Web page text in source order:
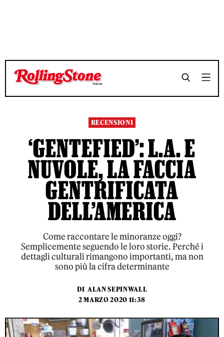
TEMPO DI LETTURA 6 MINUTI SHARE
TEMPO DI LETTURA 6 MINUTI SHARE
RECENSIONI
‘GENTEFIED’: L.A. E
NUVOLE, LA FACCIA
GENTRIFICATA
DELL’AMERICA
Come raccontare le minoranze oggi?
Semplicemente seguendo le loro storie. Perché i
dettagli culturali rimangono importanti, ma non
sono più la cifra determinante
DI ALAN SEPINWALL
2 MARZO 2020 11:38